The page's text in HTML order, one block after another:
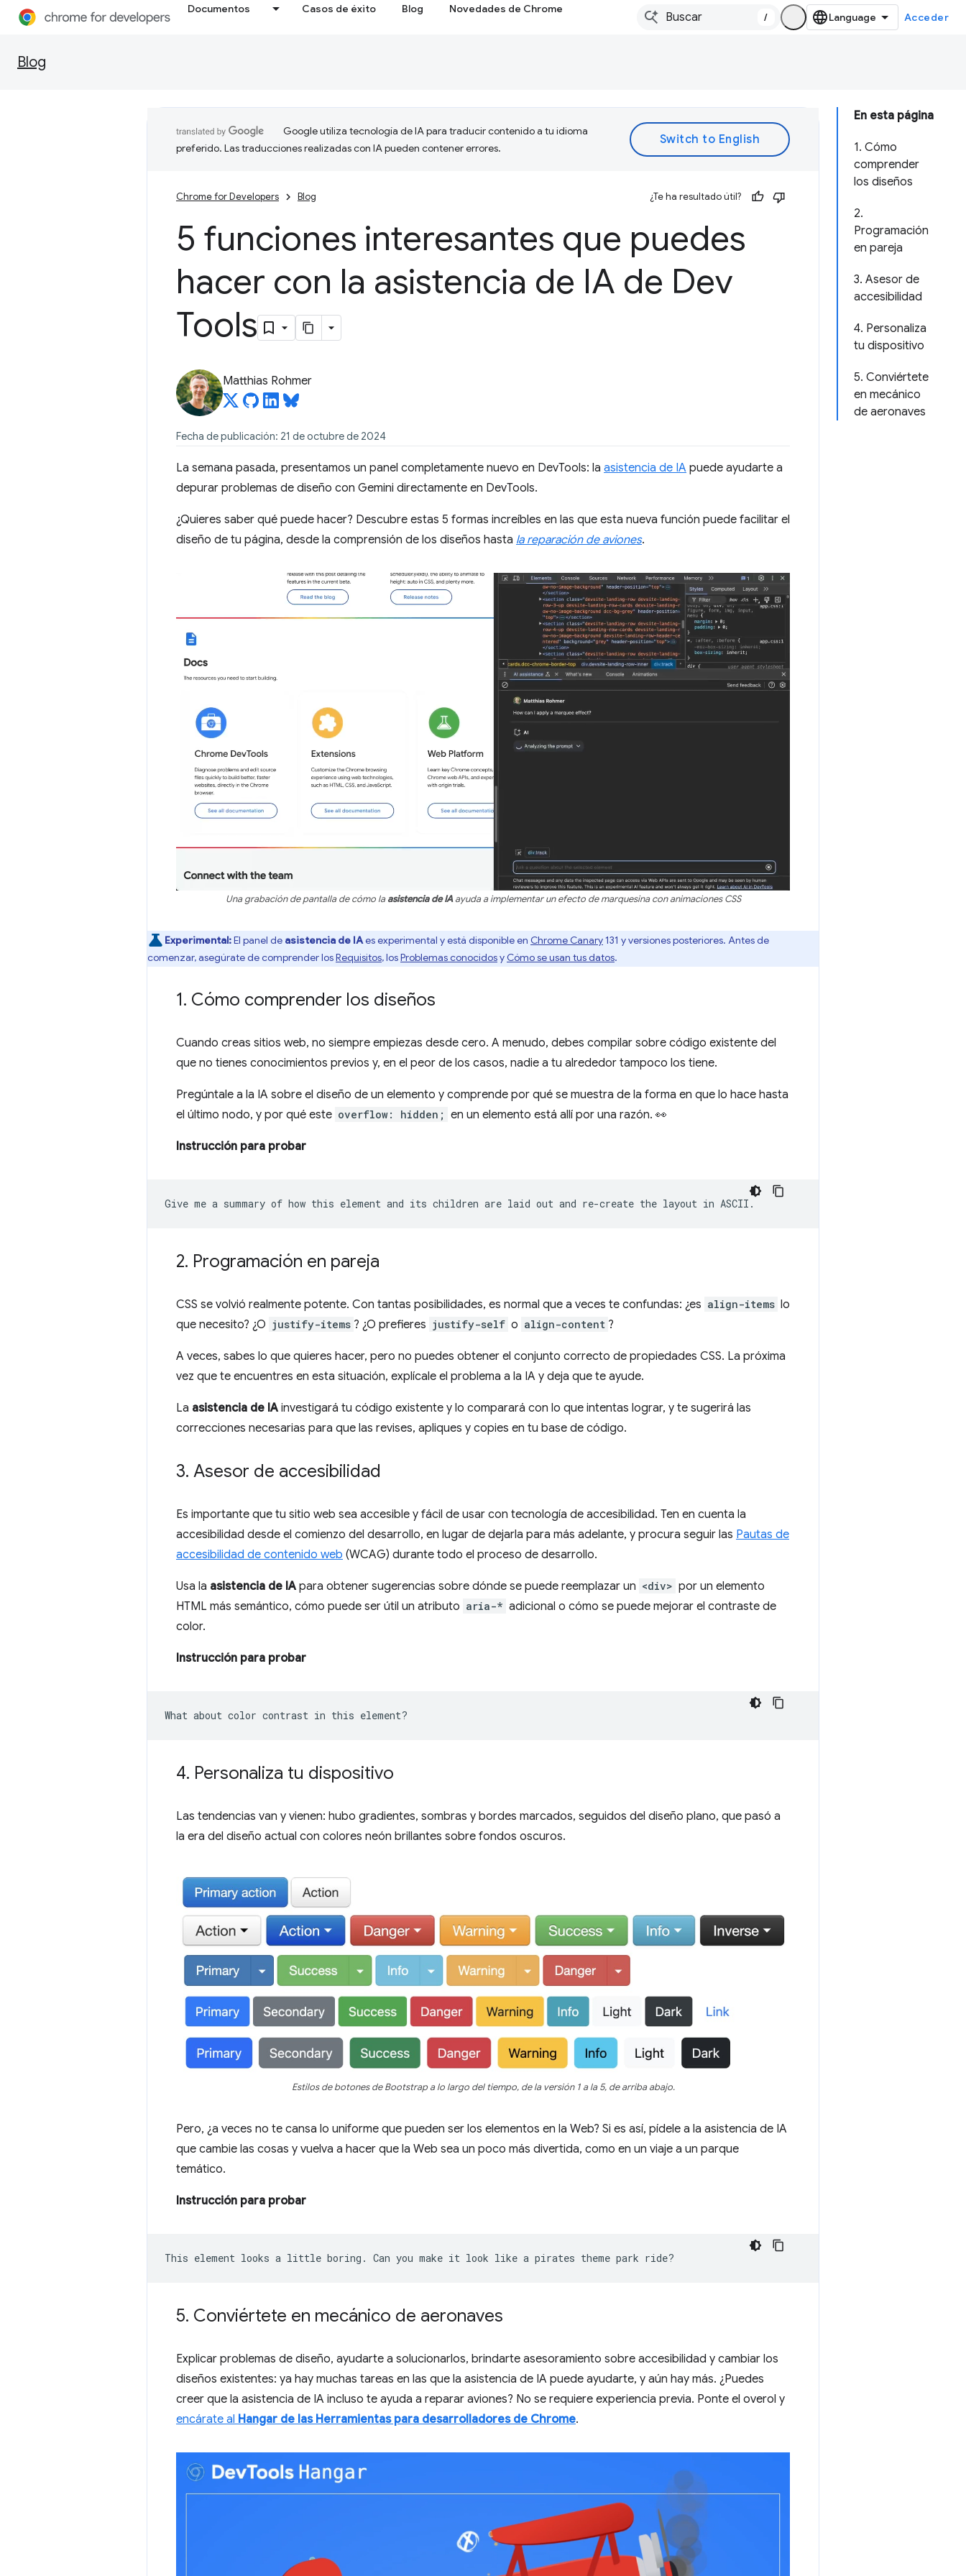
Documentos Casos de éxito Blog Novedades de Chrome
/ Acceder
Blog
En esta página
1. Cómo
comprender
los diseños
2.
Programación
en pareja
3. Asesor de
accesibilidad
4. Personaliza
tu dispositivo
5. Conviértete
en mecánico
de aeronaves
Google utiliza tecnología de IA para traducir contenido a tu idioma
preferido. Las traducciones realizadas con IA pueden contener errores.
Chrome for Developers Blog ¿Te ha resultado útil?
5 funciones interesantes que puedes
hacer con la asistencia de IA de Dev
Tools
Matthias Rohmer
Fecha de publicación: 21 de octubre de 2024
La semana pasada, presentamos un panel completamente nuevo en DevTools: la asistencia de IA puede ayudarte a
depurar problemas de diseño con Gemini directamente en DevTools.
¿Quieres saber qué puede hacer? Descubre estas 5 formas increíbles en las que esta nueva función puede facilitar el
diseño de tu página, desde la comprensión de los diseños hasta la reparación de aviones.
Una grabación de pantalla de cómo laasistencia de IAayuda a implementar un efecto de marquesina con animaciones CSS
Experimental:El panel de asistencia de IAes experimental y está disponible en Chrome Canary131 y versiones posteriores. Antes de
comenzar, asegúrate de comprender losRequisitos, losProblemas conocidosy Cómo se usan tus datos.
1. Cómo comprender los diseños
Cuando creas sitios web, no siempre empiezas desde cero. A menudo, debes compilar sobre código existente del
que no tienes conocimientos previos y, en el peor de los casos, nadie a tu alrededor tampoco los tiene.
Pregúntale a la IA sobre el diseño de un elemento y comprende por qué se muestra de la forma en que lo hace hasta
el último nodo, y por qué este overflow: hidden; en un elemento está allí por una razón. 👀
Instrucción para probar
2. Programación en pareja
CSS se volvió realmente potente. Con tantas posibilidades, es normal que a veces te confundas: ¿es align-items lo
que necesito? ¿O justify-items ? ¿O prefieres justify-self o align-content ?
A veces, sabes lo que quieres hacer, pero no puedes obtener el conjunto correcto de propiedades CSS. La próxima
vez que te encuentres en esta situación, explícale el problema a la IA y deja que te ayude.
La asistencia de IA investigará tu código existente y lo comparará con lo que intentas lograr, y te sugerirá las
correcciones necesarias para que las revises, apliques y copies en tu base de código.
3. Asesor de accesibilidad
Es importante que tu sitio web sea accesible y fácil de usar con tecnología de accesibilidad. Ten en cuenta la
accesibilidad desde el comienzo del desarrollo, en lugar de dejarla para más adelante, y procura seguir las Pautas de
accesibilidad de contenido web (WCAG) durante todo el proceso de desarrollo.
Usa la asistencia de IA para obtener sugerencias sobre dónde se puede reemplazar un <div> por un elemento
HTML más semántico, cómo puede ser útil un atributo aria-* adicional o cómo se puede mejorar el contraste de
color.
Instrucción para probar
4. Personaliza tu dispositivo
Las tendencias van y vienen: hubo gradientes, sombras y bordes marcados, seguidos del diseño plano, que pasó a
la era del diseño actual con colores neón brillantes sobre fondos oscuros.
Estilos de botones de Bootstrap a lo largo del tiempo, de la versión 1 a la 5, de arriba abajo.
Pero, ¿a veces no te cansa lo uniforme que pueden ser los elementos en la Web? Si es así, pídele a la asistencia de IA
que cambie las cosas y vuelva a hacer que la Web sea un poco más divertida, como en un viaje a un parque
temático.
Instrucción para probar
5. Conviértete en mecánico de aeronaves
Explicar problemas de diseño, ayudarte a solucionarlos, brindarte asesoramiento sobre accesibilidad y cambiar los
diseños existentes: ya hay muchas tareas en las que la asistencia de IA puede ayudarte, y aún hay más. ¿Puedes
creer que la asistencia de IA incluso te ayuda a reparar aviones? No se requiere experiencia previa. Ponte el overol y
encárate al Hangar de las Herramientas para desarrolladores de Chrome.